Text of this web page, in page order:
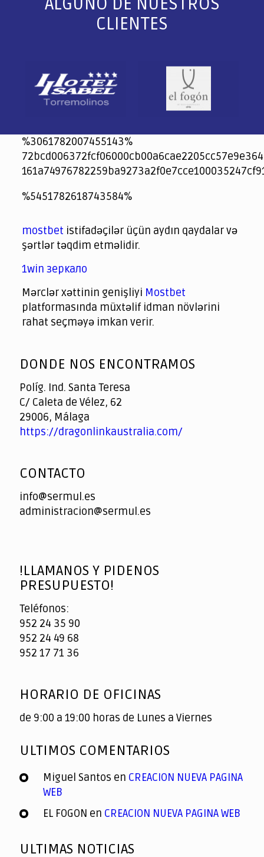
CLIENTES
%3061782007455143%
jeetcity
1xbet
jeet city casino
%5451782618743584%
spintiger
Avabet
Spinrise
Crown Green
Crowngreen casino login
슈가 러쉬1000 슬롯
crazy time casino online
1xcasinozambia.com
codingworldnews.com
parimatch.kr
winorio
winorio casino
winorio
mostbet istifadəçilər üçün aydın qaydalar və
şərtlər təqdim etməlidir.
1win зеркало
Mərclər xəttinin genişliyi Mostbet
platformasında müxtəlif idman növlərini
rahat seçməyə imkan verir.
of
DONDE NOS ENCONTRAMOS
Políg. Ind. Santa Teresa
C/ Caleta de Vélez, 62
29006, Málaga
https://dragonlinkaustralia.com/
CONTACTO
info@sermul.es
administracion@sermul.es
!LLAMANOS Y PIDENOS
PRESUPUESTO!
Teléfonos:
952 24 35 90
952 24 49 68
952 17 71 36
HORARIO DE OFICINAS
de 9:00 a 19:00 horas de Lunes a Viernes
ULTIMOS COMENTARIOS
Miguel Santos en CREACION NUEVA PAGINA
WEB
EL FOGON en CREACION NUEVA PAGINA WEB
ULTIMAS NOTICIAS